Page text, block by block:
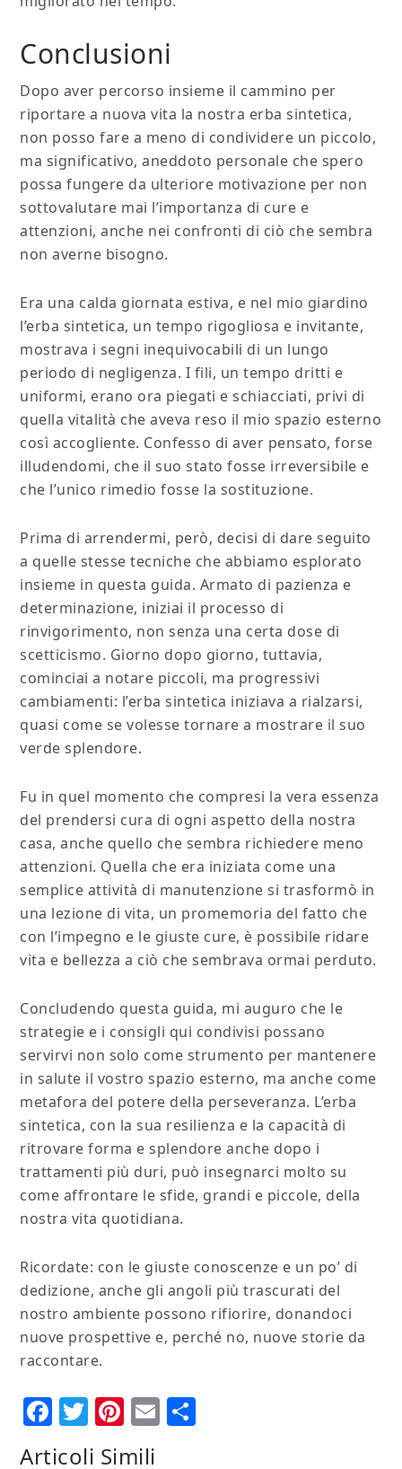
Conclusioni
Dopo aver percorso insieme il cammino per
riportare a nuova vita la nostra erba sintetica,
non posso fare a meno di condividere un piccolo,
ma significativo, aneddoto personale che spero
possa fungere da ulteriore motivazione per non
sottovalutare mai l’importanza di cure e
attenzioni, anche nei confronti di ciò che sembra
non averne bisogno.
Era una calda giornata estiva, e nel mio giardino
l’erba sintetica, un tempo rigogliosa e invitante,
mostrava i segni inequivocabili di un lungo
periodo di negligenza. I fili, un tempo dritti e
uniformi, erano ora piegati e schiacciati, privi di
quella vitalità che aveva reso il mio spazio esterno
così accogliente. Confesso di aver pensato, forse
illudendomi, che il suo stato fosse irreversibile e
che l’unico rimedio fosse la sostituzione.
Prima di arrendermi, però, decisi di dare seguito
a quelle stesse tecniche che abbiamo esplorato
insieme in questa guida. Armato di pazienza e
determinazione, iniziai il processo di
rinvigorimento, non senza una certa dose di
scetticismo. Giorno dopo giorno, tuttavia,
cominciai a notare piccoli, ma progressivi
cambiamenti: l’erba sintetica iniziava a rialzarsi,
quasi come se volesse tornare a mostrare il suo
verde splendore.
Fu in quel momento che compresi la vera essenza
del prendersi cura di ogni aspetto della nostra
casa, anche quello che sembra richiedere meno
attenzioni. Quella che era iniziata come una
semplice attività di manutenzione si trasformò in
una lezione di vita, un promemoria del fatto che
con l’impegno e le giuste cure, è possibile ridare
vita e bellezza a ciò che sembrava ormai perduto.
Concludendo questa guida, mi auguro che le
strategie e i consigli qui condivisi possano
servirvi non solo come strumento per mantenere
in salute il vostro spazio esterno, ma anche come
metafora del potere della perseveranza. L’erba
sintetica, con la sua resilienza e la capacità di
ritrovare forma e splendore anche dopo i
trattamenti più duri, può insegnarci molto su
come affrontare le sfide, grandi e piccole, della
nostra vita quotidiana.
Ricordate: con le giuste conoscenze e un po’ di
dedizione, anche gli angoli più trascurati del
nostro ambiente possono rifiorire, donandoci
nuove prospettive e, perché no, nuove storie da
raccontare.
Facebook
Twitter
Pinterest
Email
Articoli Simili